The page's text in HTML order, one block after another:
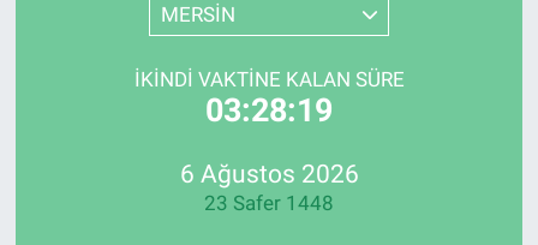
MERSİN
İKINDI VAKTINE KALAN SÜRE
03:28:19
6 Ağustos 2026
23 Safer 1448
Süper Lig Puan Durumu ve Fikstür
Tüm Manşetler